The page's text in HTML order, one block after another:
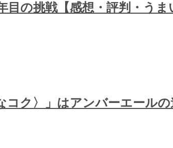
目の挑戦【感想・評判・う
ク〉」はアンバーエール